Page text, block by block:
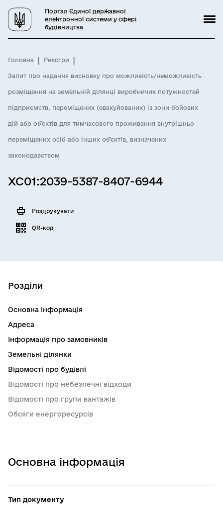
Портал Єдиної державної
електронної системи у сфері
будівництва
Головна Реєстри
Запит про надання висновку про можливість/неможливість
розміщення на земельній ділянці виробничих потужностей
підприємств, переміщених (евакуйованих) із зони бойових
дій або об’єктів для тимчасового проживання внутрішньо
переміщених осіб або інших обʼєктів, визначених
законодавством
XC01:2039-5387-8407-6944
Роздрукувати
QR-код
Основна інформація
Тип документу
Розділи
Основна інформація
Адреса
Інформація про замовників
Земельні ділянки
Відомості про будівлі
Відомості про небезпечні відходи
Відомості про групи вантажів
Обсяги енергоресурсів